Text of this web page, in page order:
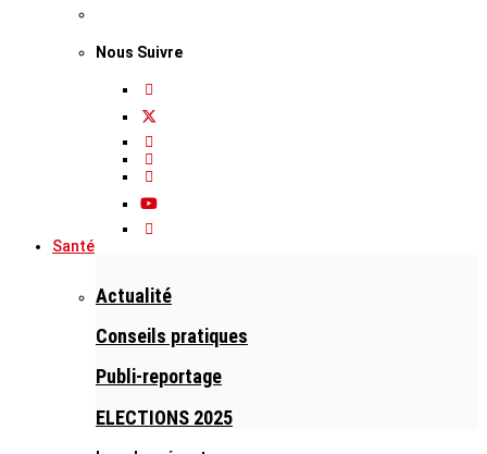
Nous Suivre
Santé
Actualité
Conseils pratiques
Publi-reportage
ELECTIONS 2025